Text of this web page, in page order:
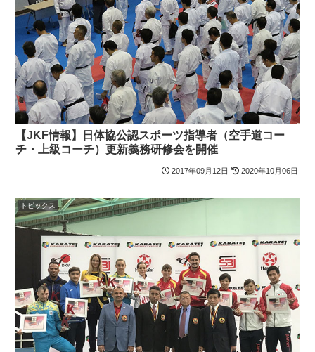
【JKF情報】日体協公認スポーツ指導者（空手道コー
チ・上級コーチ）更新義務研修会を開催
2017年09月12日 2020年10月06日
トピックス